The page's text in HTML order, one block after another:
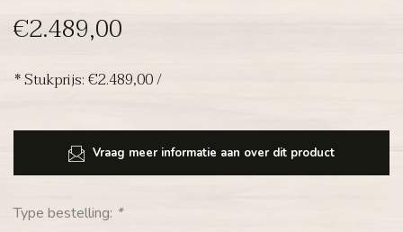
€2.489,00
* Stukprijs: €2.489,00 /
Vraag meer informatie aan over dit product
Type bestelling: *